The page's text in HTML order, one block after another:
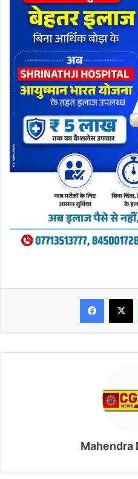
Mahendra